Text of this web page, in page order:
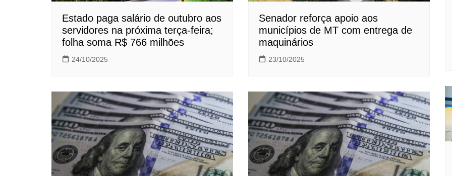
Estado paga salário de outubro aos
servidores na próxima terça-feira;
folha soma R$ 766 milhões
24/10/2025
Senador reforça apoio aos
municípios de MT com entrega de
maquinários
23/10/2025